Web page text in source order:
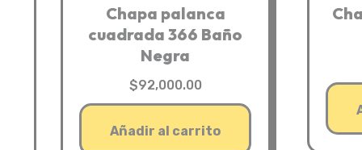
Chapa palanca
cuadrada 366 Baño
Negra
$92,000.00
Añadir al carrito